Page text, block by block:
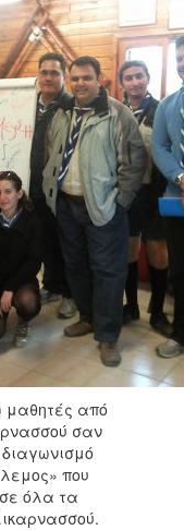
μαθητές από
σαν
που
όλα τα